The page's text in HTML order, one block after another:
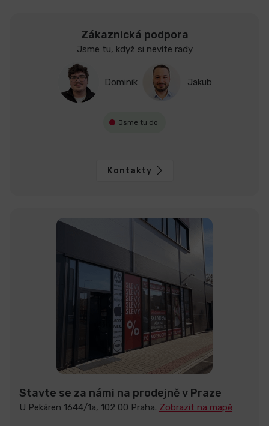
Zákaznická podpora
Jsme tu, když si nevíte rady
Dominik Jakub
Jsme tu do
Kontakty
Stavte se za námi na prodejně v Praze
U Pekáren 1644/1a, 102 00 Praha. Zobrazit na mapě